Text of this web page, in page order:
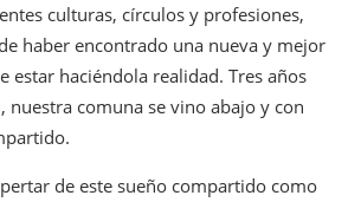
culturas, círculos y profesiones,
haber encontrado una nueva y mejor
estar haciéndola realidad. Tres años
nuestra comuna se vino abajo y con
de este sueño compartido como